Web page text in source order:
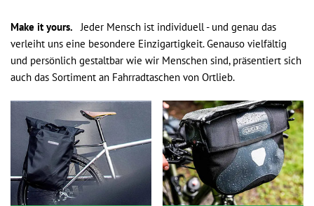
Make it yours.Jeder Mensch ist individuell - und genau das
verleiht uns eine besondere Einzigartigkeit. Genauso vielfältig
und persönlich gestaltbar wie wir Menschen sind, präsentiert sich
auch das Sortiment an Fahrradtaschen von Ortlieb.